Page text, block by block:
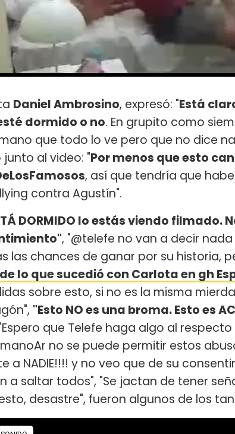
Daniel Ambrosino, expresó: "Está
dormido o no. En grupito como
que todo lo ve pero que no dice
al video: "Por menos que esto
, así que tendría que
contra Agustín".
DORMIDO lo estás viendo
, "@telefe no van a decir
las chances de ganar por su historia,
lo que sucedió con Carlota en gh
sobre esto, si no es la misma
"Esto NO es una broma. Esto es
que Telefe haga algo al
no se puede permitir estos
a NADIE!!!! y no veo que de su
a saltar todos", "Se jactan de tener
desastre", fueron algunos de los